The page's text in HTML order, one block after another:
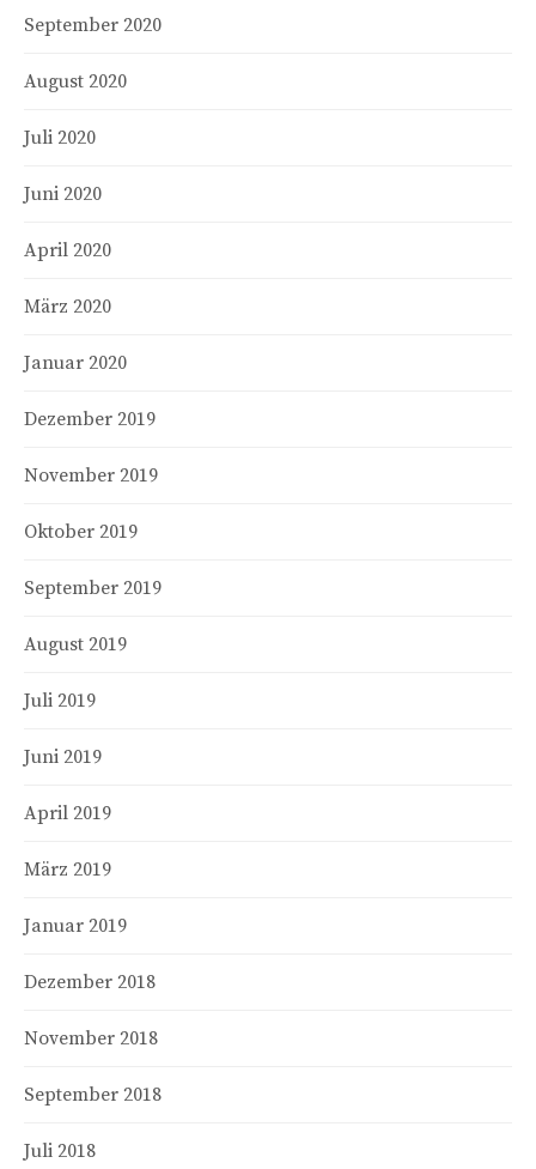
September 2020
August 2020
Juli 2020
Juni 2020
April 2020
März 2020
Januar 2020
Dezember 2019
November 2019
Oktober 2019
September 2019
August 2019
Juli 2019
Juni 2019
April 2019
März 2019
Januar 2019
Dezember 2018
November 2018
September 2018
Juli 2018